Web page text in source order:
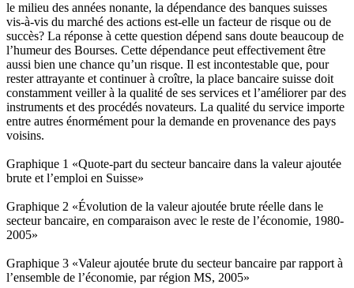
le milieu des années nonante, la dépendance des banques suisses
vis-à-vis du marché des actions est-elle un facteur de risque ou de
succès? La réponse à cette question dépend sans doute beaucoup de
l’humeur des Bourses. Cette dépendance peut effectivement être
aussi bien une chance qu’un risque. Il est incontestable que, pour
rester attrayante et continuer à croître, la place bancaire suisse doit
constamment veiller à la qualité de ses services et l’améliorer par des
instruments et des procédés novateurs. La qualité du service importe
entre autres énormément pour la demande en provenance des pays
voisins.
Graphique 1 «Quote-part du secteur bancaire dans la valeur ajoutée
brute et l’emploi en Suisse»
Graphique 2 «Évolution de la valeur ajoutée brute réelle dans le
secteur bancaire, en comparaison avec le reste de l’économie, 1980-
2005»
Graphique 3 «Valeur ajoutée brute du secteur bancaire par rapport à
l’ensemble de l’économie, par région MS, 2005»